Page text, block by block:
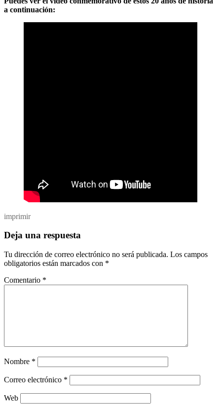
a continuación:
imprimir
Deja una respuesta
Tu dirección de correo electrónico no será publicada. Los campos
obligatorios están marcados con *
Comentario *
Nombre *
Correo electrónico *
Web